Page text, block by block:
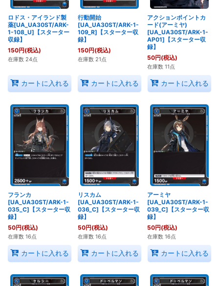
ロドス・アイランド製
薬[UA_UA30ST/ARK-
1-108_U]【スターター
収録】
150円(税込)
在庫数 24点
カートに入れる
行動開始
[UA_UA30ST/ARK-1-
109_R]【スターター収
録】
150円(税込)
在庫数 21点
カートに入れる
アクションポイントカ
ード(アーミヤ)
[UA_UA30ST/ARK-1-
AP01]【スターター収
録】
50円(税込)
在庫数 11点
カートに入れる
フランカ
[UA_UA30ST/ARK-1-
035_C]【スターター収
録】
50円(税込)
在庫数 16点
カートに入れる
リスカム
[UA_UA30ST/ARK-1-
036_C]【スターター収
録】
50円(税込)
在庫数 16点
カートに入れる
アーミヤ
[UA_UA30ST/ARK-1-
039_C]【スターター収
録】
50円(税込)
在庫数 16点
カートに入れる